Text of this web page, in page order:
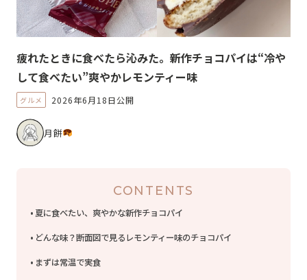
疲れたときに食べたら沁みた。新作チョコパイは“冷や
して食べたい”爽やかレモンティー味
グルメ 2026年6月18日公開
月餅
CONTENTS
夏に食べたい、爽やかな新作チョコパイ
どんな味？断面図で見るレモンティー味のチョコパイ
まずは常温で実食